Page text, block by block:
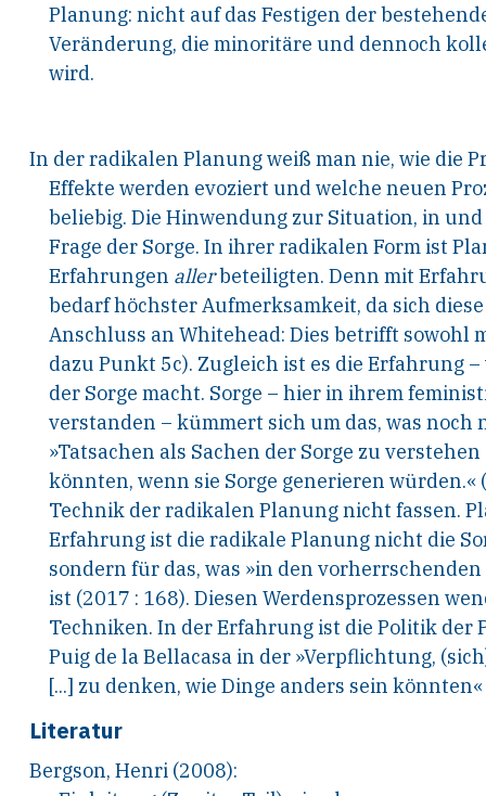
Planung: nicht auf das Festigen der
Veränderung, die minoritäre und dennoch
wird.
In der radikalen Planung weiß man nie, wie die
Effekte werden evoziert und welche neuen
beliebig. Die Hinwendung zur Situation, in
Frage der Sorge. In ihrer radikalen Form ist
Erfahrungen allerbeteiligten. Denn mit
bedarfhöchster Aufmerksamkeit, da sich
Anschluss an Whitehead: Dies betrifft sowohl
dazu Punkt 5c). Zugleich ist es die Erfahrung –
der Sorge macht. Sorge – hier in ihrem femi
verstanden – kümmert sich um das, was noch
»Tatsachen als Sachen der Sorge zu verstehen
könnten, wenn sie Sorge generieren würden.«
Technik der radikalen Planung nicht fassen.
Erfahrung ist die radikale Planung nicht die
sondern für das, was »in den vorherrschenden
ist (2017 : 168). Diesen Werdensprozessen
Techniken. In der Erfahrung ist die Politik der
Puig de la Bellacasa in der »Verpflichtung,
[...] zu denken, wie Dinge anders sein könnten«
Literatur
Bergson, Henri (2008):